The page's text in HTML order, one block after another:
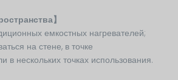
】
емкостных нагревателей;
на стене, в точке
в нескольких точках использования.